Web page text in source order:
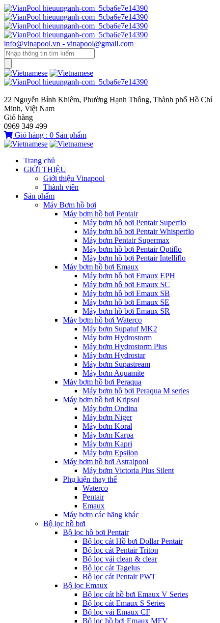
info@vinapool.vn - vinapool@gmail.com
22 Nguyễn Bỉnh Khiêm, Phường Hạnh Thông, Thành phố Hồ Chí
Minh, Việt Nam
Giỏ hàng
0969 349 499
Giỏ hàng : 0 Sản phẩm
Trang chủ
GIỚI THIỆU
Giới thiệu Vinapool
Thành viên
Sản phẩm
Máy Bơm hồ bơi
Máy bơm hồ bơi Pentair
Máy bơm hồ bơi Pentair Superflo
Máy bơm hồ bơi Pentair Whisperflo
Máy bơm Pentair Supermax
Máy bơm hồ bơi Pentair Optiflo
Máy bơm hồ bơi Pentair Intelliflo
Máy bơm hồ bơi Emaux
Máy bơm hồ bơi Emaux EPH
Máy bơm hồ bơi Emaux SC
Máy bơm hồ bơi Emaux SB
Máy bơm hồ bơi Emaux SE
Máy bơm hồ bơi Emaux SR
Máy bơm hồ bơi Waterco
Máy bơm Supatuf MK2
Máy bơm Hydrostorm
Máy bơm Hydrostorm Plus
Máy bơm Hydrostar
Máy bơm Supastream
Máy bơm Aquamite
Máy bơm hồ bơi Peraqua
Máy bơm hồ bơi Peraqua M series
Máy bơm hồ bơi Kripsol
Máy bơm Ondina
Máy bơm Niger
Máy bơm Koral
Máy bơm Karpa
Máy bơm Kapri
Máy bơm Epsilon
Máy bơm hồ bơi Astralpool
Máy bơm Victoria Plus Silent
Phụ kiện thay thế
Waterco
Pentair
Emaux
Máy bơm các hãng khác
Bộ lọc hồ bơi
Bộ lọc hồ bơi Pentair
Bộ lọc cát Hồ bơi Dollar Pentair
Bộ lọc cát Pentair Triton
Bộ lọc vải clean & clear
Bộ lọc cát Tagelus
Bộ lọc cát Pentair PWT
Bộ lọc Emaux
Bộ lọc cát hồ bơi Emaux V Series
Bộ lọc cát Emaux S Series
Bộ lọc vải Emaux CF
Bô lọc hồ bơi Emaux MFV